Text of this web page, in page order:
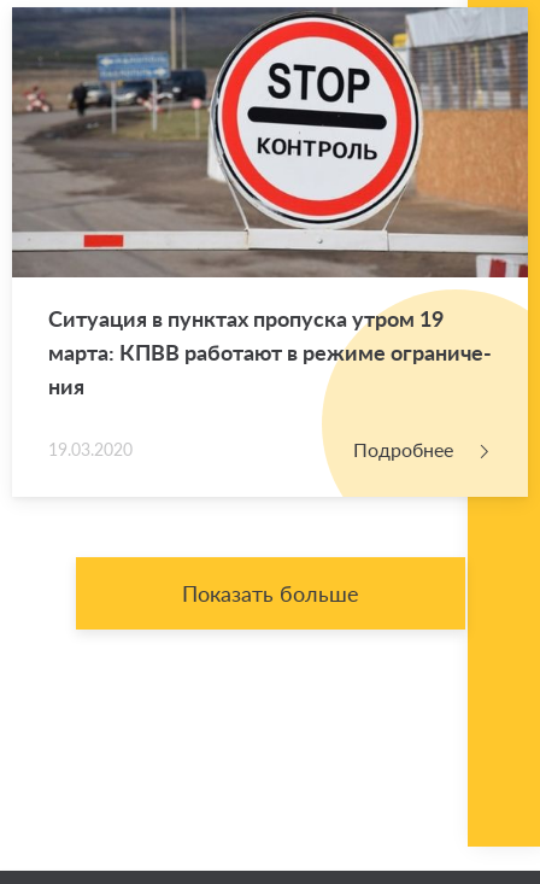
Си­ту­а­ция в пунк­тах про­пус­ка утром 19
марта: КПВВ ра­бо­та­ют в ре­жи­ме огра­ни­че­
ния
19.03.2020 Подробнее
Показать больше